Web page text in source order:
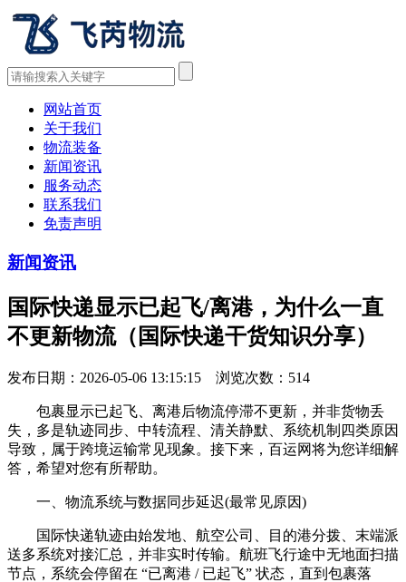
网站首页
关于我们
物流装备
新闻资讯
服务动态
联系我们
免责声明
新闻资讯
国际快递显示已起飞/离港，为什么一直
不更新物流（国际快递干货知识分享）
发布日期：2026-05-06 13:15:15 浏览次数： 514
包裹显示已起飞、离港后物流停滞不更新，并非货物丢
失，多是轨迹同步、中转流程、清关静默、系统机制四类原因
导致，属于跨境运输常见现象。接下来，百运网将为您详细解
答，希望对您有所帮助。
一、物流系统与数据同步延迟(最常见原因)
国际快递轨迹由始发地、航空公司、目的港分拨、末端派
送多系统对接汇总，并非实时传输。航班飞行途中无地面扫描
节点，系统会停留在 “已离港 / 已起飞” 状态，直到包裹落